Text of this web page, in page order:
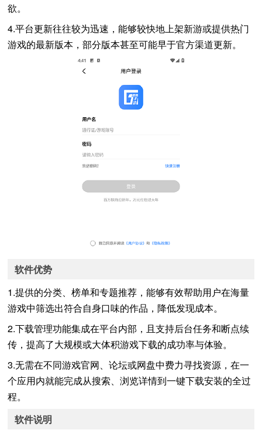
欲。
4.平台更新往往较为迅速，能够较快地上架新游或提供热门
游戏的最新版本，部分版本甚至可能早于官方渠道更新。
软件优势
1.提供的分类、榜单和专题推荐，能够有效帮助用户在海量
游戏中筛选出符合自身口味的作品，降低发现成本。
2.下载管理功能集成在平台内部，且支持后台任务和断点续
传，提高了大规模或大体积游戏下载的成功率与体验。
3.无需在不同游戏官网、论坛或网盘中费力寻找资源，在一
个应用内就能完成从搜索、浏览详情到一键下载安装的全过
程。
软件说明